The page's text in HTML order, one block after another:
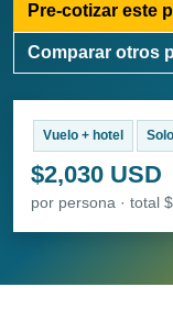
Pre-cotizar este
Comparar otros
Vuelo + hotel
$2,030 USD
por persona · total